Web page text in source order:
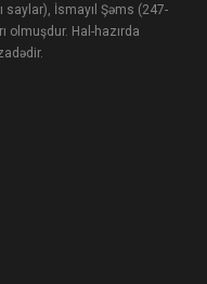
saylar), İsmayıl Şəms (247-
olmuşdur. Hal-hazırda